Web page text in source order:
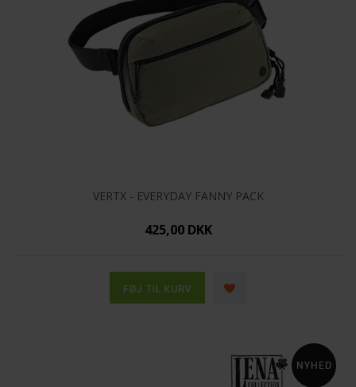
VERTX - EVERYDAY FANNY PACK
425,00 DKK